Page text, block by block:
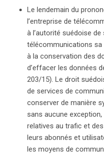
encadré par des
seules les informations
criminelles puissent être
contrôle judiciaire. Cet
significative dans la
au sein de l’UE,
réglementation
données. En somme, la
données personnelles au
fondamentales de
pratiques jugées
Le lendemain du
l’entreprise de
à l’autorité suédoise
télécommunications
à la conservation des
d’effacer les données
203/15). Le droit
de services de
conserver de manière
sans aucune exception,
relatives au trafic et
leurs abonnés et
les moyens de